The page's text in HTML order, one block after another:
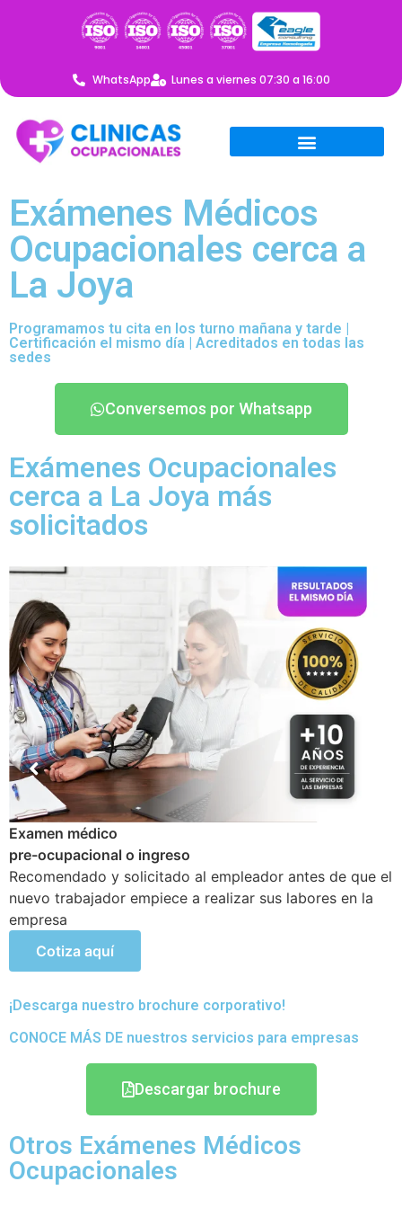
WhatsApp Lunes a viernes 07:30 a 16:00
Exámenes Médicos
Ocupacionales cerca a
La Joya
Programamos tu cita en los turno mañana y tarde |
Certificación el mismo día | Acreditados en todas las
sedes
Conversemos por Whatsapp
Exámenes Ocupacionales
cerca a La Joya más
solicitados
Periódicos o anuales
si existen problemas de
generar en el transcurso de
Mayor A 1.8 Mts.
trabajadores que
¡Descarga nuestro brochure corporativo!
CONOCE MÁS DE nuestros servicios para empresas
Descargar brochure
Otros Exámenes Médicos
Ocupacionales